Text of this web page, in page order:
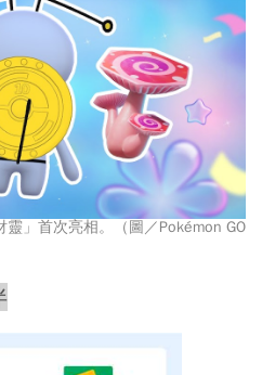
」首次亮相。（圖／Pokémon GO